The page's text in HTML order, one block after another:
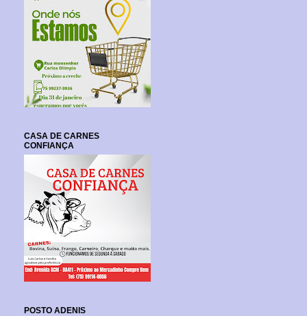
CASA DE CARNES
CONFIANÇA
POSTO ADENIS